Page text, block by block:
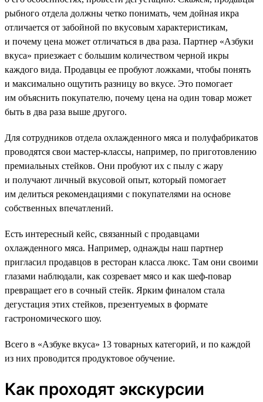
рыбного отдела должны четко понимать, чем дойная икра
отличается от забойной по вкусовым характеристикам,
и почему цена может отличаться в два раза. Партнер «Азбуки
вкуса» приезжает с большим количеством черной икры
каждого вида. Продавцы ее пробуют ложками, чтобы понять
и максимально ощутить разницу во вкусе. Это помогает
им объяснить покупателю, почему цена на один товар может
быть в два раза выше другого.
Для сотрудников отдела охлажденного мяса и полуфабрикатов
проводятся свои мастер-классы, например, по приготовлению
премиальных стейков. Они пробуют их с пылу с жару
и получают личный вкусовой опыт, который помогает
им делиться рекомендациями с покупателями на основе
собственных впечатлений.
Есть интересный кейс, связанный с продавцами
охлажденного мяса. Например, однажды наш партнер
пригласил продавцов в ресторан класса люкс. Там они своими
глазами наблюдали, как созревает мясо и как шеф-повар
превращает его в сочный стейк. Ярким финалом стала
дегустация этих стейков, презентуемых в формате
гастрономического шоу.
Всего в «Азбуке вкуса» 13 товарных категорий, и по каждой
из них проводится продуктовое обучение.
Как проходят экскурсии